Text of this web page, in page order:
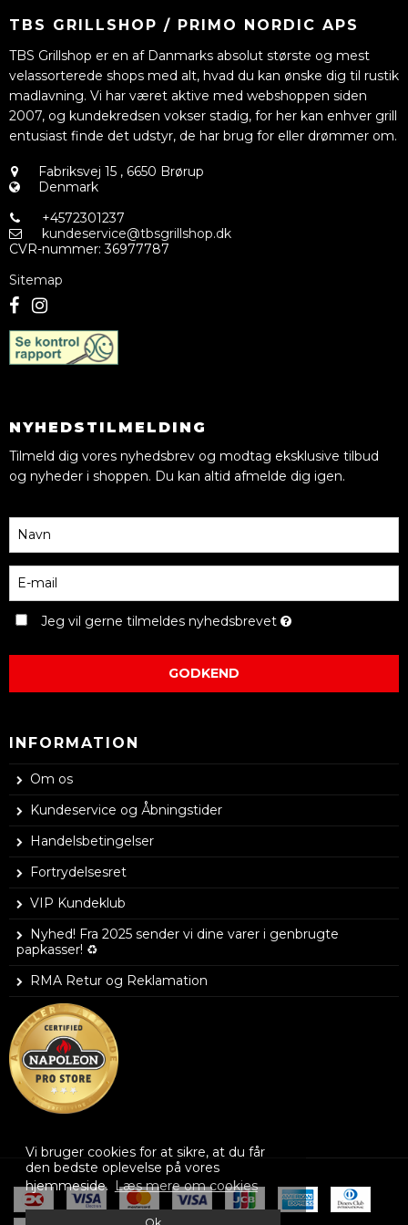
Vi bruger cookies for at sikre, at du får
den bedste oplevelse på vores
hjemmeside. Læs mere om cookies
TBS GRILLSHOP / PRIMO NORDIC APS
TBS Grillshop er en af Danmarks absolut største og mest
velassorterede shops med alt, hvad du kan ønske dig til rustik
madlavning. Vi har været aktive med webshoppen siden
2007, og kundekredsen vokser stadig, for her kan enhver grill
entusiast finde det udstyr, de har brug for eller drømmer om.
Fabriksvej 15 , 6650 Brørup
Denmark
+4572301237
kundeservice@tbsgrillshop.dk
CVR-nummer: 36977787
Sitemap
NYHEDSTILMELDING
Tilmeld dig vores nyhedsbrev og modtag eksklusive tilbud
og nyheder i shoppen. Du kan altid afmelde dig igen.
Jeg vil gerne tilmeldes nyhedsbrevet
GODKEND
INFORMATION
Om os
Kundeservice og Åbningstider
Handelsbetingelser
Fortrydelsesret
VIP Kundeklub
Nyhed! Fra 2025 sender vi dine varer i genbrugte
papkasser! ♻️
RMA Retur og Reklamation